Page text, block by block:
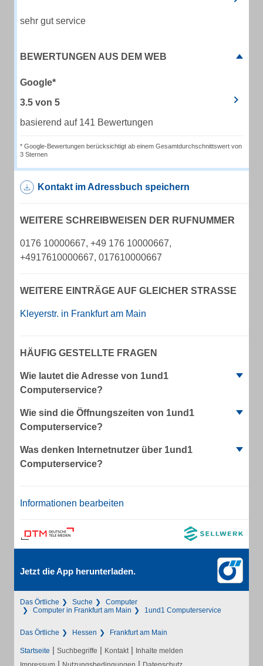
sehr gut service
BEWERTUNGEN AUS DEM WEB
Google*
3.5 von 5
basierend auf 141 Bewertungen
* Google-Bewertungen berücksichtigt ab einem Gesamtdurchschnittswert von
3 Sternen
Kontakt im Adressbuch speichern
WEITERE SCHREIBWEISEN DER RUFNUMMER
0176 10000667, +49 176 10000667,
+4917610000667, 017610000667
WEITERE EINTRÄGE AUF GLEICHER STRASSE
Kleyerstr. in Frankfurt am Main
HÄUFIG GESTELLTE FRAGEN
Wie lautet die Adresse von 1und1
Computerservice?
Wie sind die Öffnungszeiten von 1und1
Computerservice?
Was denken Internetnutzer über 1und1
Computerservice?
Informationen bearbeiten
Jetzt die App herunterladen.
Das Örtliche Suche
Computer
Computer in Frankfurt am Main
1und1 Computerservice
Das Örtliche Hessen Frankfurt am Main
Startseite | Suchbegriffe | Kontakt | Inhalte melden
| |